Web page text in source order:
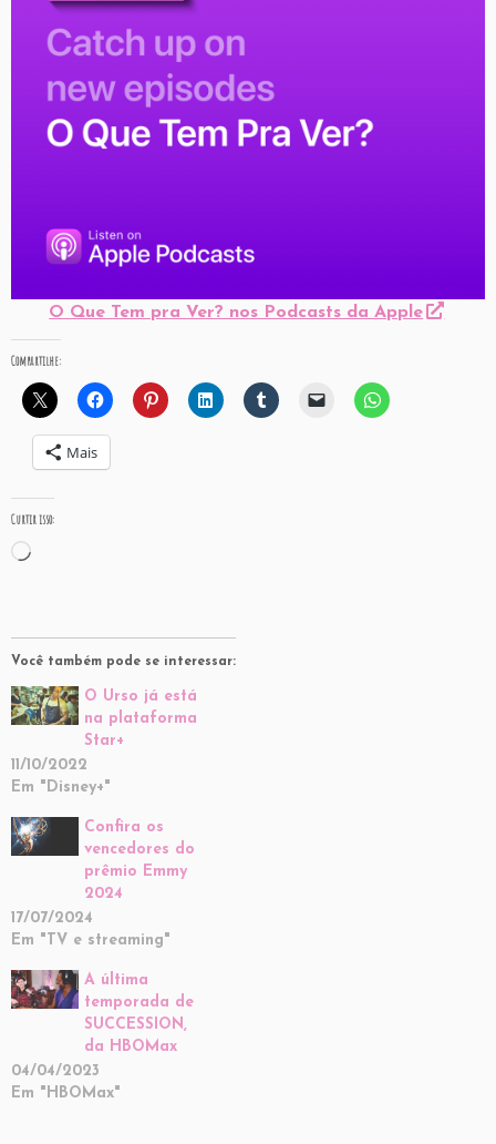
O Que Tem pra Ver? nos Podcasts da Apple
Compartilhe:
Mais
Curtir isso:
Carregando...
Você também pode se interessar:
O Urso já está
na plataforma
Star+
11/10/2022
Em "Disney+"
Confira os
vencedores do
prêmio Emmy
2024
17/07/2024
Em "TV e streaming"
A última
temporada de
SUCCESSION,
da HBOMax
04/04/2023
Em "HBOMax"